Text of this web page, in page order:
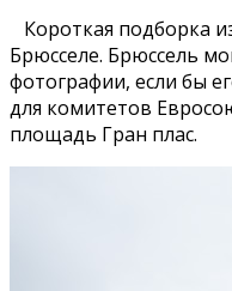
Короткая подборка
Брюсселе. Брюссель
фотографии, если бы
для комитетов
площадь Гран плас.